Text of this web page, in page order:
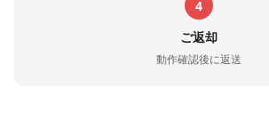
4
ご返却
動作確認後に返送